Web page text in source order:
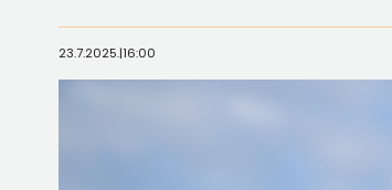
23.7.2025.|16:00